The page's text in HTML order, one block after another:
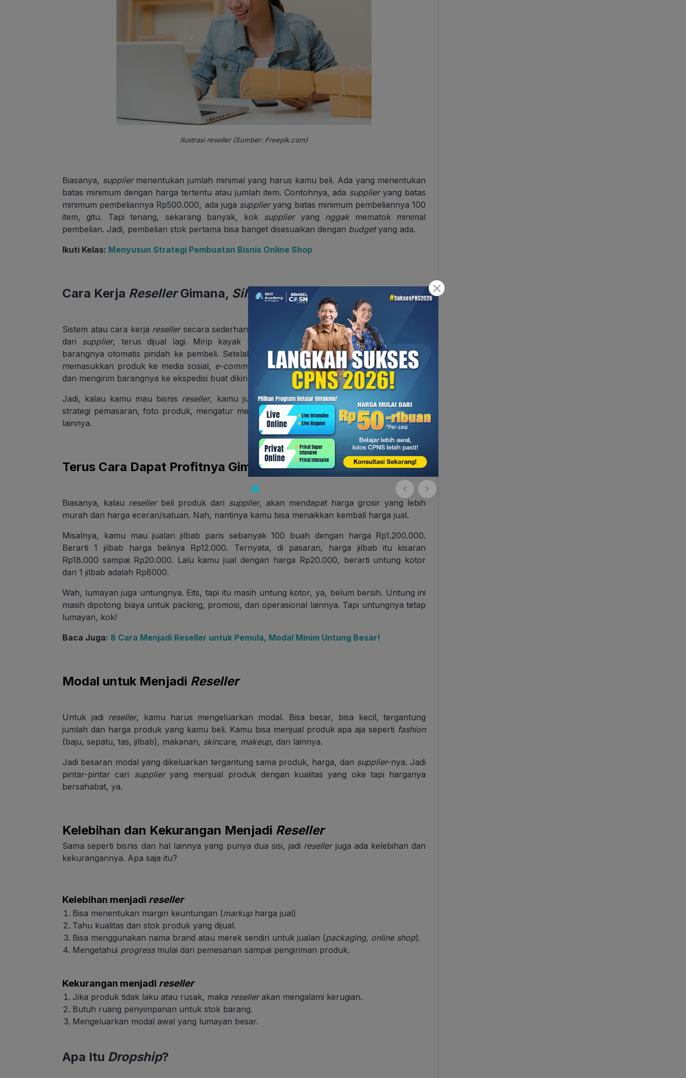
Ilustrasi reseller (Sumber: Freepik.com)
Biasanya, suppliermenentukan jumlah minimal yang harus kamu beli. Ada yang menentukan
batas minimum dengan harga tertentu atau jumlah item. Contohnya, ada supplieryang batas
minimum pembeliannya Rp500.000, ada juga supplieryang batas minimum pembeliannya 100
item, gitu. Tapi tenang, sekarang banyak, kok supplieryang nggakmematok minimal
pembelian. Jadi, pembelian stok pertama bisa banget disesuaikan dengan budgetyang ada.
Ikuti Kelas: Menyusun Strategi Pembuatan Bisnis Online Shop
Cara Kerja ResellerGimana, Sih ?
Sistem atau cara kerja resellersecara sederhana begini, kamu (reseller) beli sejumlah produk
dari supplier, terus dijual lagi. Mirip kayak beli putus, jadi setelah dibeli, risiko terkait
barangnya otomatis pindah ke pembeli. Setelah itu, kamu melakukan promosi, pemasaran,
memasukkan produk ke media sosial, e-commerce
, menerima pesanan, mengemas barang,
dan mengirim barangnya ke ekspedisi buat dikirim ke pembeli.
Jadi, kalau kamu mau bisnis reseller, kamu juga harus siap buat jadi marketer juga. Bikin
strategi pemasaran, foto produk, mengatur media sosial, promosi (
paid promote, ads,), dan
lainnya.
Terus Cara Dapat Profitnya Gimana?
Biasanya, kalau resellerbeli produk dari supplier, akan mendapat harga grosir yang lebih
murah dari harga eceran/satuan. Nah, nantinya kamu bisa menaikkan kembali harga jual.
Misalnya, kamu mau jualan jilbab paris sebanyak 100 buah dengan harga Rp1.200.000.
Berarti 1 jilbab harga belinya Rp12.000. Ternyata, di pasaran, harga jilbab itu kisaran
Rp18.000 sampai Rp20.000. Lalu kamu jual dengan harga Rp20.000, berarti untung kotor
dari 1 jilbab adalah Rp8000.
Wah, lumayan juga untungnya. Eits, tapi itu masih untung kotor, ya, belum bersih. Untung ini
masih dipotong biaya untuk packing, promosi, dan operasional lainnya. Tapi untungnya tetap
lumayan, kok!
Baca Juga: 8 Cara Menjadi Reseller untuk Pemula, Modal Minim Untung Besar!
Modal untuk Menjadi Reseller
Untuk jadi reseller, kamu harus mengeluarkan modal. Bisa besar, bisa kecil, tergantung
jumlah dan harga produk yang kamu beli. Kamu bisa menjual produk apa aja seperti fashion
(baju, sepatu, tas, jilbab), makanan, skincare, makeup, dan lainnya.
Jadi besaran modal yang dikeluarkan tergantung sama produk, harga, dan supplier-nya. Jadi
pintar-pintar cari supplieryang menjual produk dengan kualitas yang oke tapi harganya
bersahabat, ya.
Kelebihan dan Kekurangan Menjadi Reseller
Sama seperti bisnis dan hal lainnya yang punya dua sisi, jadi resellerjuga ada kelebihan dan
kekurangannya. Apa saja itu?
Kelebihan menjadi reseller
Bisa menentukan margin keuntungan (markupharga jual)
Tahu kualitas dan stok produk yang dijual.
Bisa menggunakan nama brand atau merek sendiri untuk jualan (packaging, online shop).
Mengetahui progressmulai dari pemesanan sampai pengiriman produk.
Kekurangan menjadi reseller
Jika produk tidak laku atau rusak, maka resellerakan mengalami kerugian.
Butuh ruang penyimpanan untuk stok barang.
Mengeluarkan modal awal yang lumayan besar.
Apa Itu Dropship?